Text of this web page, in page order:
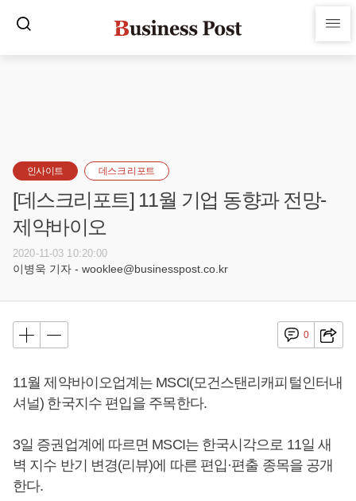
인사이트 데스크 리포트
[데스크리포트] 11월 기업 동향과 전망-
제약바이오
2020-11-03 10:20:00
이병욱 기자 - wooklee@businesspost.co.kr
0
11월 제약바이오업계는 MSCI(모건스탠리캐피털인터내
셔널) 한국지수 편입을 주목한다.
3일 증권업계에 따르면 MSCI는 한국시각으로 11일 새
벽 지수 반기 변경(리뷰)에 따른 편입·편출 종목을 공개
한다.